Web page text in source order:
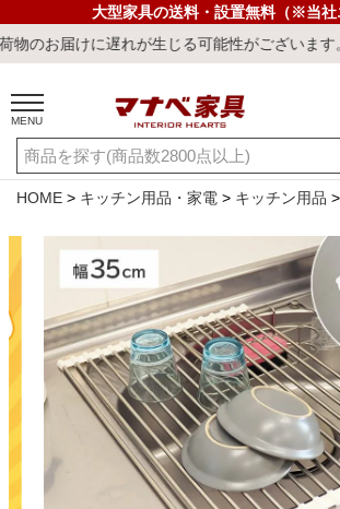
大型家具の送料・設置無料（※当社
れが生じる可能性がございます。ご迷惑をお
MENU
ご利用ガイド 新規会員登録
店舗一覧 閲覧履歴
キーワード・商品番号で探す
最短発送 冷感ラグ 冷感寝具 ワークデ
HOME キッチン用品・家電 キッチン用品